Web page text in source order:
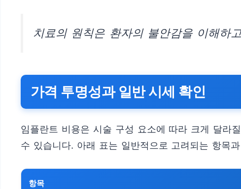
치료의 원칙은 환자의 불안감을 이해하
가격 투명성과 일반 시세 확인
임플란트 비용은 시술 구성 요소에 따라 크게 달라
수 있습니다. 아래 표는 일반적으로 고려되는 항목
항목